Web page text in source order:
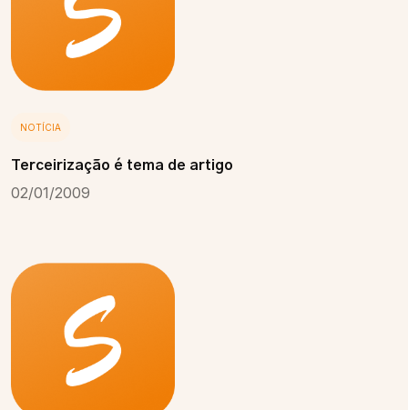
NOTÍCIA
Terceirização é tema de artigo
02/01/2009